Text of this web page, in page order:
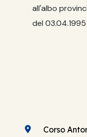
all'albo
del 03.04.1995
Corso